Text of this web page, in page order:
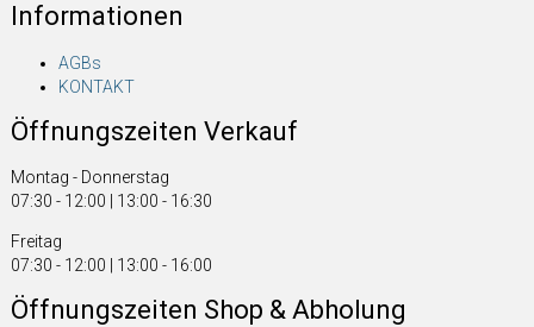
Informationen
AGBs
KONTAKT
Öffnungszeiten Verkauf
Montag - Donnerstag
07:30 - 12:00 | 13:00 - 16:30
Freitag
07:30 - 12:00 | 13:00 - 16:00
Öffnungszeiten Shop & Abholung